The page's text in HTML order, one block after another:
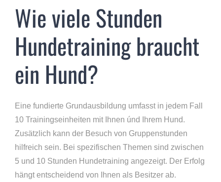
Wie viele Stunden
Hundetraining braucht
ein Hund?
Eine fundierte Grundausbildung umfasst in jedem Fall
10 Trainingseinheiten mit Ihnen únd Ihrem Hund.
Zusätzlich kann der Besuch von Gruppenstunden
hilfreich sein. Bei spezifischen Themen sind zwischen
5 und 10 Stunden Hundetraining angezeigt. Der Erfolg
hängt entscheidend von Ihnen als Besitzer ab.